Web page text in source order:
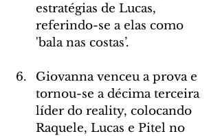
estratégias de Lucas,
referindo-se a elas como
'bala nas costas’.
Giovanna venceu a prova e
tornou-se a décima terceira
líder do reality, colocando
Raquele, Lucas e Pitel no